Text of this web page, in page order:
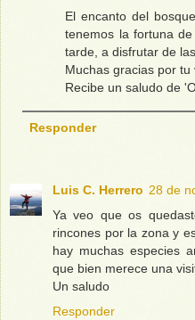
El encanto del
tenemos la fortuna
tarde, a disfrutar de
Muchas gracias por tu
Recibe un saludo de
Responder
Luis C. Herrero 28 de
Ya veo que os
rincones por la zona y
hay muchas especies
que bien merece una
Un saludo
Responder